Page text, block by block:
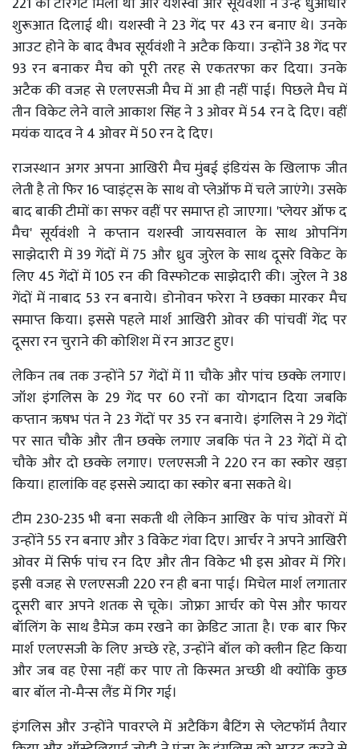
शुरूआत दिलाई थी। यशस्वी ने 23 गेंद पर 43 रन बनाए थे। उनके
आउट होने के बाद वैभव सूर्यवंशी ने अटैक किया। उन्होंने 38 गेंद पर
93 रन बनाकर मैच को पूरी तरह से एकतरफा कर दिया। उनके
अटैक की वजह से एलएसजी मैच में आ ही नहीं पाई। पिछले मैच में
तीन विकेट लेने वाले आकाश सिंह ने 3 ओवर में 54 रन दे दिए। वहीं
मयंक यादव ने 4 ओवर में 50 रन दे दिए।
राजस्थान अगर अपना आखिरी मैच मुंबई इंडियंस के खिलाफ जीत
लेती है तो फिर 16 प्वाइंट्स के साथ वो प्लेऑफ में चले जाएंगे। उसके
बाद बाकी टीमों का सफर वहीं पर समाप्त हो जाएगा। 'प्लेयर ऑफ द
मैच' सूर्यवंशी ने कप्तान यशस्वी जायसवाल के साथ ओपनिंग
साझेदारी में 39 गेंदों में 75 और ध्रुव जुरेल के साथ दूसरे विकेट के
लिए 45 गेंदों में 105 रन की विस्फोटक साझेदारी की। जुरेल ने 38
गेंदों में नाबाद 53 रन बनाये। डोनोवन फरेरा ने छक्का मारकर मैच
समाप्त किया। इससे पहले मार्श आखिरी ओवर की पांचवीं गेंद पर
दूसरा रन चुराने की कोशिश में रन आउट हुए।
लेकिन तब तक उन्होंने 57 गेंदों में 11 चौके और पांच छक्के लगाए।
जॉश इंगलिस के 29 गेंद पर 60 रनों का योगदान दिया जबकि
कप्तान ऋषभ पंत ने 23 गेंदों पर 35 रन बनाये। इंगलिस ने 29 गेंदों
पर सात चौके और तीन छक्के लगाए जबकि पंत ने 23 गेंदों में दो
चौके और दो छक्के लगाए। एलएसजी ने 220 रन का स्कोर खड़ा
किया। हालांकि वह इससे ज्यादा का स्कोर बना सकते थे।
टीम 230-235 भी बना सकती थी लेकिन आखिर के पांच ओवरों में
उन्होंने 55 रन बनाए और 3 विकेट गंवा दिए। आर्चर ने अपने आखिरी
ओवर में सिर्फ पांच रन दिए और तीन विकेट भी इस ओवर में गिरे।
इसी वजह से एलएसजी 220 रन ही बना पाई। मिचेल मार्श लगातार
दूसरी बार अपने शतक से चूके। जोफ्रा आर्चर को पेस और फायर
बॉलिंग के साथ डैमेज कम रखने का क्रेडिट जाता है। एक बार फिर
मार्श एलएसजी के लिए अच्छे रहे, उन्होंने बॉल को क्लीन हिट किया
और जब वह ऐसा नहीं कर पाए तो किस्मत अच्छी थी क्योंकि कुछ
बार बॉल नो-मैन्स लैंड में गिर गई।
इंगलिस और उन्होंने पावरप्ले में अटैकिंग बैटिंग से प्लेटफॉर्म तैयार